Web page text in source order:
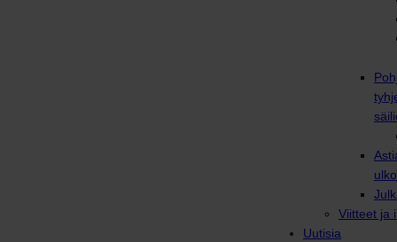
Viitteet ja
Uutisia